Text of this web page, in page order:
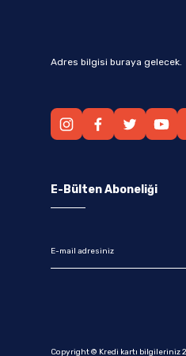
Adres bilgisi buraya gelecek.
E-Bülten Aboneliği
Copyright © Kredi kartı bilgileriniz